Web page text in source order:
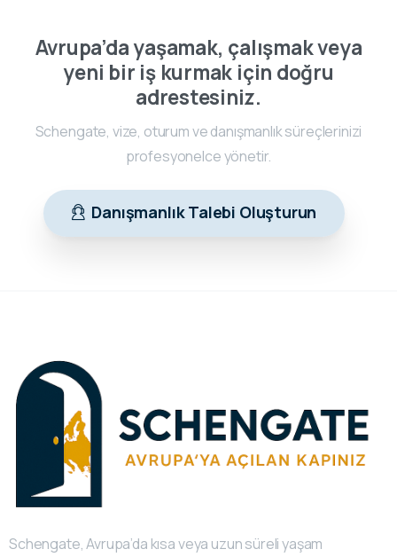
Avrupa’da yaşamak, çalışmak veya
yeni bir iş kurmak için doğru
adrestesiniz.
Schengate, vize, oturum ve danışmanlık süreçlerinizi
profesyonelce yönetir.
Danışmanlık Talebi Oluşturun
Schengate, Avrupa’da kısa veya uzun süreli yaşam